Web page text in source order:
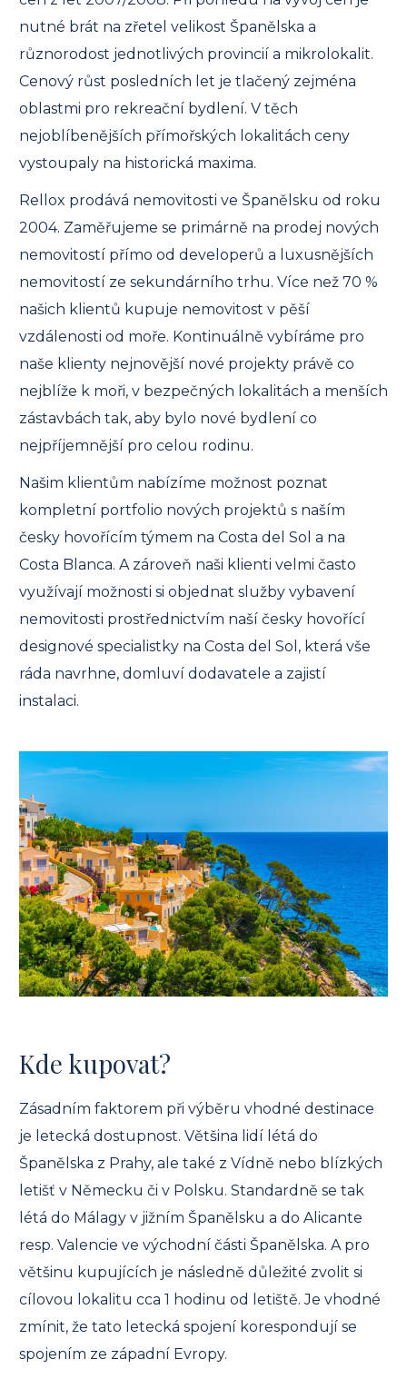
nutné brát na zřetel velikost Španělska a
různorodost jednotlivých provincií a mikrolokalit.
Cenový růst posledních let je tlačený zejména
oblastmi pro rekreační bydlení. V těch
nejoblíbenějších přímořských lokalitách ceny
vystoupaly na historická maxima.
Rellox prodává nemovitosti ve Španělsku od roku
2004. Zaměřujeme se primárně na prodej nových
nemovitostí přímo od developerů a luxusnějších
nemovitostí ze sekundárního trhu. Více než 70 %
našich klientů kupuje nemovitost v pěší
vzdálenosti od moře. Kontinuálně vybíráme pro
naše klienty nejnovější nové projekty právě co
nejblíže k moři, v bezpečných lokalitách a menších
zástavbách tak, aby bylo nové bydlení co
nejpříjemnější pro celou rodinu.
Našim klientům nabízíme možnost poznat
kompletní portfolio nových projektů s naším
česky hovořícím týmem na Costa del Sol a na
Costa Blanca. A zároveň naši klienti velmi často
využívají možnosti si objednat služby vybavení
nemovitosti prostřednictvím naší česky hovořící
designové specialistky na Costa del Sol, která vše
ráda navrhne, domluví dodavatele a zajistí
instalaci.
Kde kupovat?
Zásadním faktorem při výběru vhodné destinace
je letecká dostupnost. Většina lidí létá do
Španělska z Prahy, ale také z Vídně nebo blízkých
letišť v Německu či v Polsku. Standardně se tak
létá do Málagy v jižním Španělsku a do Alicante
resp. Valencie ve východní části Španělska. A pro
většinu kupujících je následně důležité zvolit si
cílovou lokalitu cca 1 hodinu od letiště. Je vhodné
zmínit, že tato letecká spojení korespondují se
spojením ze západní Evropy.